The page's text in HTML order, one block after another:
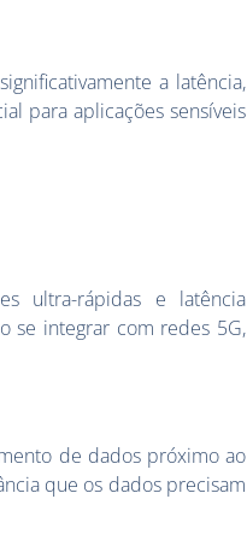
a latência,
para aplicações sensíveis
ultra-rápidas e latência
se integrar com redes 5G,
de dados próximo ao
que os dados precisam